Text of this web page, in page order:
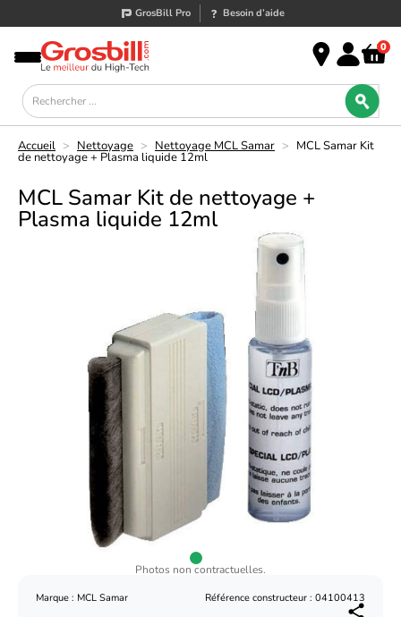
GrosBill Pro Besoin d’aide
0
Accueil > Nettoyage > Nettoyage MCL Samar > MCL Samar Kit
de nettoyage + Plasma liquide 12ml
MCL Samar Kit de nettoyage +
Plasma liquide 12ml
Photos non contractuelles.
Marque : MCL Samar Référence constructeur : 04100413